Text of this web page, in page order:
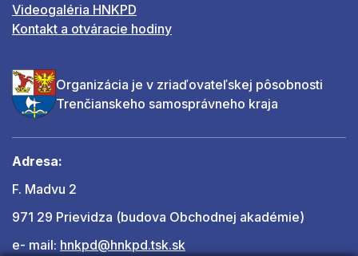
Videogaléria HNKPD
Kontakt a otváracie hodiny
Organizácia je v zriaďovateľskej pôsobnosti
Trenčianskeho samosprávneho kraja
Adresa:
F. Madvu 2
971 29 Prievidza (budova Obchodnej akadémie)
e- mail: hnkpd@hnkpd.tsk.sk